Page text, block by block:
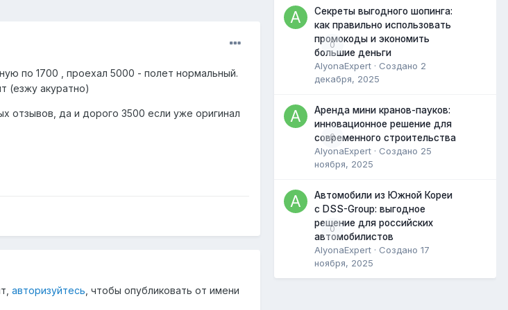
по 1700 , проехал 5000 - полет нормальный.
(езжу акуратно)
отзывов, да и дорого 3500 если уже оригинал
авторизуйтесь , чтобы опубликовать от имени
0
Секреты выгодного шопинга:
как правильно использовать
промокоды и экономить
большие деньги
AlyonaExpert · Создано 2
декабря, 2025
0
Аренда мини кранов-пауков:
инновационное решение для
современного строительства
AlyonaExpert · Создано 25
ноября, 2025
0
Автомобили из Южной Кореи
с DSS-Group: выгодное
решение для российских
автомобилистов
AlyonaExpert · Создано 17
ноября, 2025